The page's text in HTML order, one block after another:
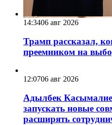
14:3406 авг 2026
Трамп рассказал,
преемником на
12:0706 авг 2026
Адылбек
запускать новые
расширять